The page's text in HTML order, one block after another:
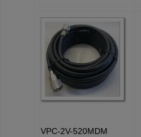
VPC-2V-520MDM